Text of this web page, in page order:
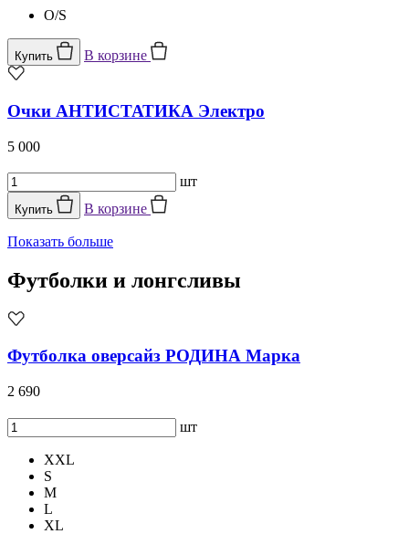
O/S
Купить В корзине
Очки АНТИСТАТИКА Электро
5 000
шт
Купить В корзине
Показать больше
Футболки и лонгсливы
Футболка оверсайз РОДИНА Марка
2 690
шт
XXL
S
M
L
XL